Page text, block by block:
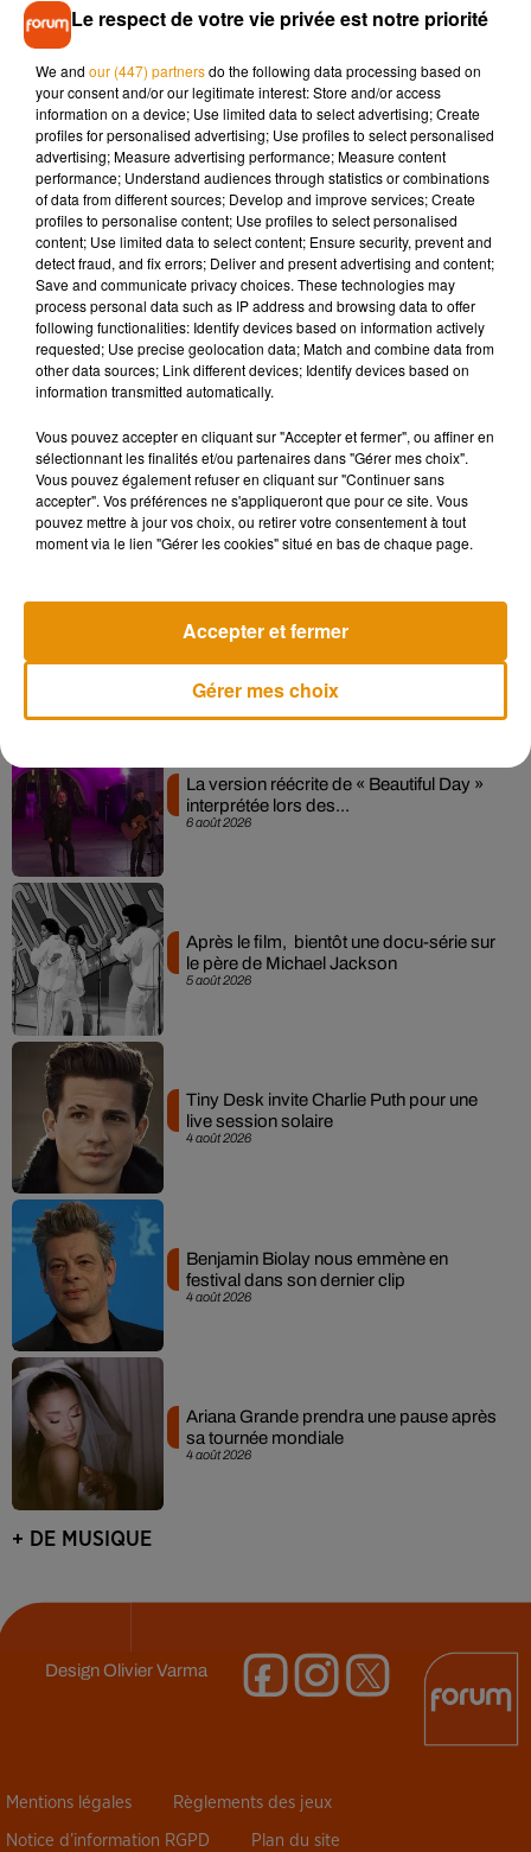
Noël avec guirlandes et boules à facettes. Il s’agissait de six
salariées de la Maison de l’enfance de Saumur. Petite
nouveauté cette année, il y aura trois trophées :
Écouter le podcast
Pour participer, rendez-vous ce vendredi 20 décembre.
L’inscription est prévue à 18h30 à la tente d’animation place
Bilange à Saumur, dans le cadre de la soirée « Afterwork ».
Des propos recueillis par Annie Guinhut.
Musique
6 août 2026
Pomme emprunte le décor de l’émission
« Loups Garous » pour son...
6 août 2026
La version réécrite de « Beautiful Day »
interprétée lors des...
5 août 2026
Après le film, bientôt une docu-série sur
le père de Michael Jackson
4 août 2026
Tiny Desk invite Charlie Puth pour une
live session solaire
4 août 2026
Benjamin Biolay nous emmène en
festival dans son dernier clip
4 août 2026
Ariana Grande prendra une pause après
sa tournée mondiale
+ DE MUSIQUE
DesignOlivier Varma
Mentions légales Règlements des jeux
Notice d’information RGPD Plan du site
Le respect de votre vie privée est notre priorité
We and our (447) partnersdo the following data processing based on
your consent and/or our legitimate interest: Store and/or access
information on a device; Use limited data to select advertising; Create
profiles for personalised advertising; Use profiles to select personalised
advertising; Measure advertising performance; Measure content
performance; Understand audiences through statistics or combinations
of data from different sources; Develop and improve services; Create
profiles to personalise content; Use profiles to select personalised
content; Use limited data to select content; Ensure security, prevent and
detect fraud, and fix errors; Deliver and present advertising and content;
Save and communicate privacy choices. These technologies may
process personal data such as IP address and browsing data to offer
following functionalities: Identify devices based on information actively
requested; Use precise geolocation data; Match and combine data from
other data sources; Link different devices; Identify devices based on
information transmitted automatically.
Vous pouvez accepter en cliquant sur "Accepter et fermer", ou affiner en
sélectionnant les finalités et/ou partenaires dans "Gérer mes choix".
Vous pouvez également refuser en cliquant sur "Continuer sans
accepter". Vos préférences ne s'appliqueront que pour ce site. Vous
pouvez mettre à jour vos choix, ou retirer votre consentement à tout
moment via le lien "Gérer les cookies" situé en bas de chaque page.
Gérer mes choix
Accepter et fermer